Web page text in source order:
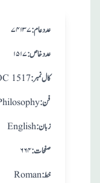
۷۴۱۳۷:عدد عام
۱۵۱۷:عدد خاص
1517:کال نمبر
:فن
English:زبان
۶۶۴:صفحات
Roman:خط